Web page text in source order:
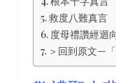
救度八難真言
度母禮讚經迴
＞回到原文—